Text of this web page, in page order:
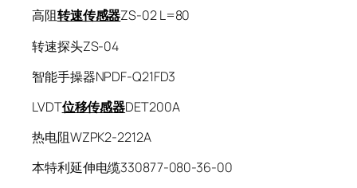
高阻转速传感器ZS-02 L=80
转速探头ZS-04
智能手操器NPDF-Q21FD3
LVDT位移传感器DET200A
热电阻WZPK2-2212A
本特利延伸电缆330877-080-36-00